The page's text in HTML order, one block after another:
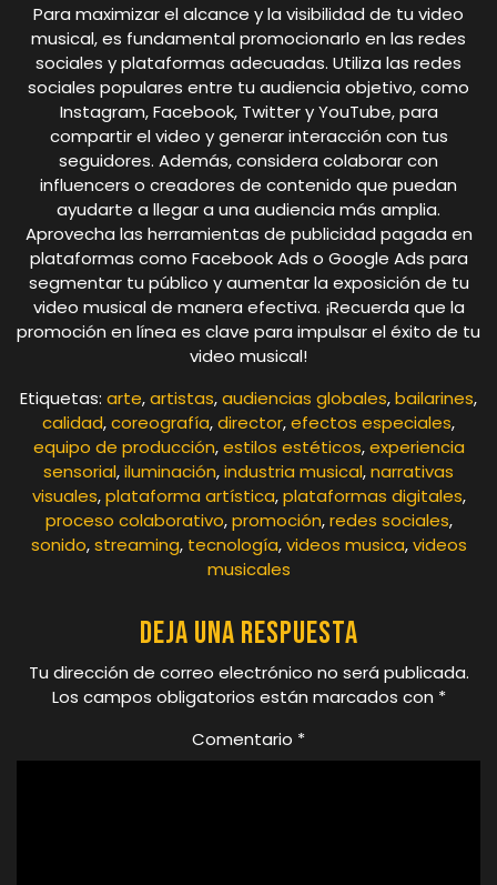
Para maximizar el alcance y la visibilidad de tu video
musical, es fundamental promocionarlo en las redes
sociales y plataformas adecuadas. Utiliza las redes
sociales populares entre tu audiencia objetivo, como
Instagram, Facebook, Twitter y YouTube, para
compartir el video y generar interacción con tus
seguidores. Además, considera colaborar con
influencers o creadores de contenido que puedan
ayudarte a llegar a una audiencia más amplia.
Aprovecha las herramientas de publicidad pagada en
plataformas como Facebook Ads o Google Ads para
segmentar tu público y aumentar la exposición de tu
video musical de manera efectiva. ¡Recuerda que la
promoción en línea es clave para impulsar el éxito de tu
video musical!
Etiquetas: arte,artistas,audiencias globales,bailarines,
calidad,coreografía,director,efectos especiales,
equipo de producción,estilos estéticos,experiencia
sensorial,iluminación,industria musical,narrativas
visuales,plataforma artística,plataformas digitales,
proceso colaborativo,promoción,redes sociales,
sonido,streaming, tecnología,videos musica,videos
musicales
Deja una respuesta
Tu dirección de correo electrónico no será publicada.
Los campos obligatorios están marcados con *
Comentario *